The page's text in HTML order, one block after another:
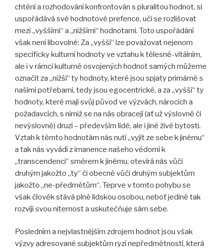
chtění a rozhodování konfrontován s pluralitou hodnot, si
uspořádává své hodnotové prefence, učí se rozlišovat
mezi „vyššími“ a „nižšími“ hodnotami. Toto uspořádání
však není libovolné: Za „vyšší“ lze považovat nejenom
specificky kulturní hodnoty ve vztahu k tělesně-vitálním,
ale i v rámci kulturně osvojených hodnot samých můžeme
označit za „nižší“ ty hodnoty, které jsou spjaty primárně s
našimi potřebami, tedy jsou egocentrické, a za „vyšší“ ty
hodnoty, které mají svůj původ ve výzvách, nárocích a
požadavcích, s nimiž se na nás obracejí (ať už výslovně či
nevýslovně) druzí – především lidé, ale i jiné živé bytosti.
Vztah k těmto hodnotám nás nutí „vyjít ze sebe k jinému“
a tak nás vyvádí z imanence našeho vědomí k
„transcendenci“ směrem k jinému, otevírá nás vůči
druhým jakožto „ty“ či obecně vůči druhým subjektům
jakožto „ne-předmětům“. Teprve v tomto pohybu se
však člověk stává plně lidskou osobou, neboť jedině tak
rozvíjí svou niternost a uskutečňuje sám sebe.
Posledním a nejvlastnějším zdrojem hodnot jsou však
výzvy adresované subjektům ryzí nepředmětností, která